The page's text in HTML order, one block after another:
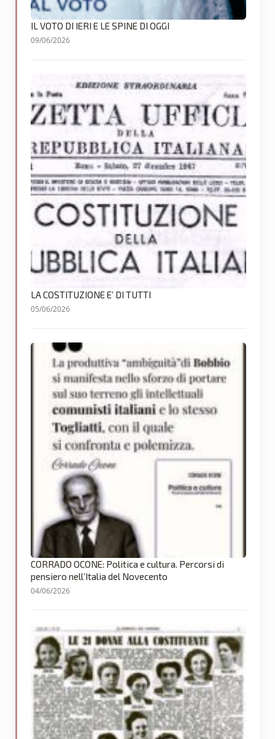
IL VOTO DI IERI E LE SPINE DI OGGI
09/06/2026
LA COSTITUZIONE E’ DI TUTTI
05/06/2026
CORRADO OCONE: Politica e cultura. Percorsi di
pensiero nell’Italia del Novecento
04/06/2026